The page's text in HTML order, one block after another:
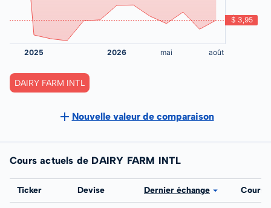
DAIRY FARM INTL
Nouvelle valeur de comparaison
Cours actuels de DAIRY FARM INTL
Bourse
Ticker Devise Dernier échange Cours